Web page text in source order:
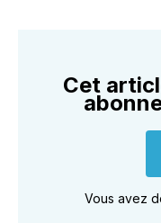
Cet
Vous avez